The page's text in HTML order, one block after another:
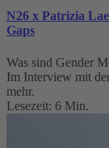
N26 x Patrizia
Gaps
Was sind Gender
Im Interview mit
mehr.
Lesezeit: 6 Min.